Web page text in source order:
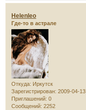
Helenleo
Где-то в астрале
Откуда: Иркутск
Зарегистрирован: 2009-04-13
Приглашений: 0
Сообщений: 2252